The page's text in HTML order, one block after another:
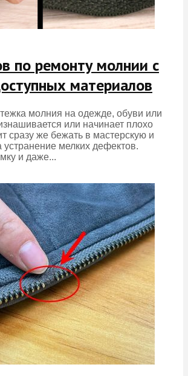
по ремонту молнии с
материалов
молния на одежде, обуви или
или начинает плохо
сразу же бежать в мастерскую и
устранение мелких дефектов.
и даже...